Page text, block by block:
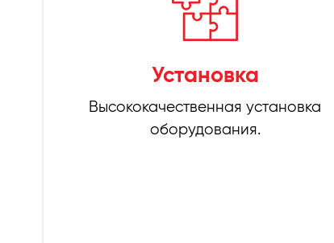
Установка
Высококачественная установка
оборудования.